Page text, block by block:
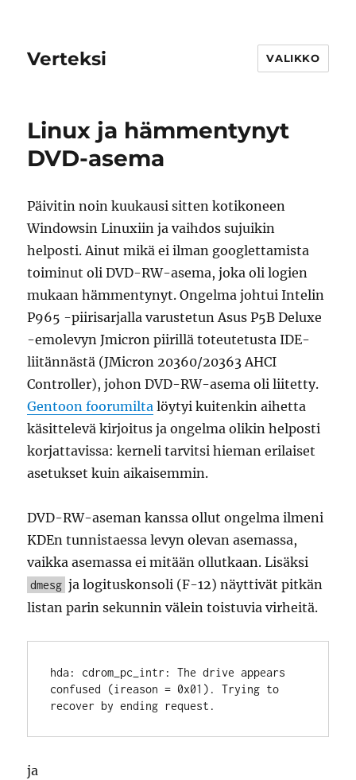
Verteksi VALIKKO
Linux ja hämmentynyt
DVD-asema
Päivitin noin kuukausi sitten kotikoneen
Windowsin Linuxiin ja vaihdos sujuikin
helposti. Ainut mikä ei ilman googlettamista
toiminut oli DVD-RW-asema, joka oli logien
mukaan hämmentynyt. Ongelma johtui Intelin
P965 -piirisarjalla varustetun Asus P5B Deluxe
-emolevyn Jmicron piirillä toteutetusta IDE-
liitännästä (JMicron 20360/20363 AHCI
Controller), johon DVD-RW-asema oli liitetty.
Gentoon foorumilta löytyi kuitenkin aihetta
käsittelevä kirjoitus ja ongelma olikin helposti
korjattavissa: kerneli tarvitsi hieman erilaiset
asetukset kuin aikaisemmin.
DVD-RW-aseman kanssa ollut ongelma ilmeni
KDEn tunnistaessa levyn olevan asemassa,
vaikka asemassa ei mitään ollutkaan. Lisäksi
dmesg ja logituskonsoli (F-12) näyttivät pitkän
listan parin sekunnin välein toistuvia virheitä.
hda: cdrom_pc_intr: The drive appears
confused (ireason = 0x01). Trying to
ja